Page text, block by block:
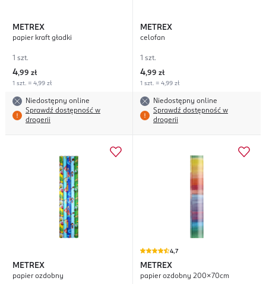
METREX
papier kraft gładki
1 szt.
4,99 zł
1 szt. = 4,99 zł
Niedostępny online
Sprawdź dostępność w
drogerii
METREX
celofan
1 szt.
4,99 zł
1 szt. = 4,99 zł
Niedostępny online
Sprawdź dostępność w
drogerii
METREX
papier ozdobny
4,7
METREX
papier ozdobny 200x70cm